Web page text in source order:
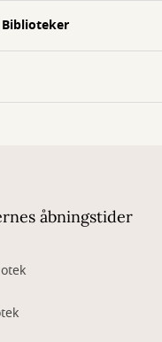
åbningstider